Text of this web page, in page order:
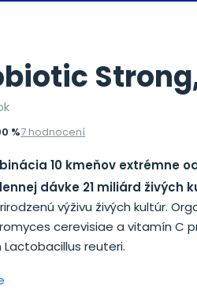
%7 hodnocení
10 kmeňov extrémne
dávke 21 miliárd živých
výživu živých kultúr.
cerevisiae a vitamín C
reuteri.